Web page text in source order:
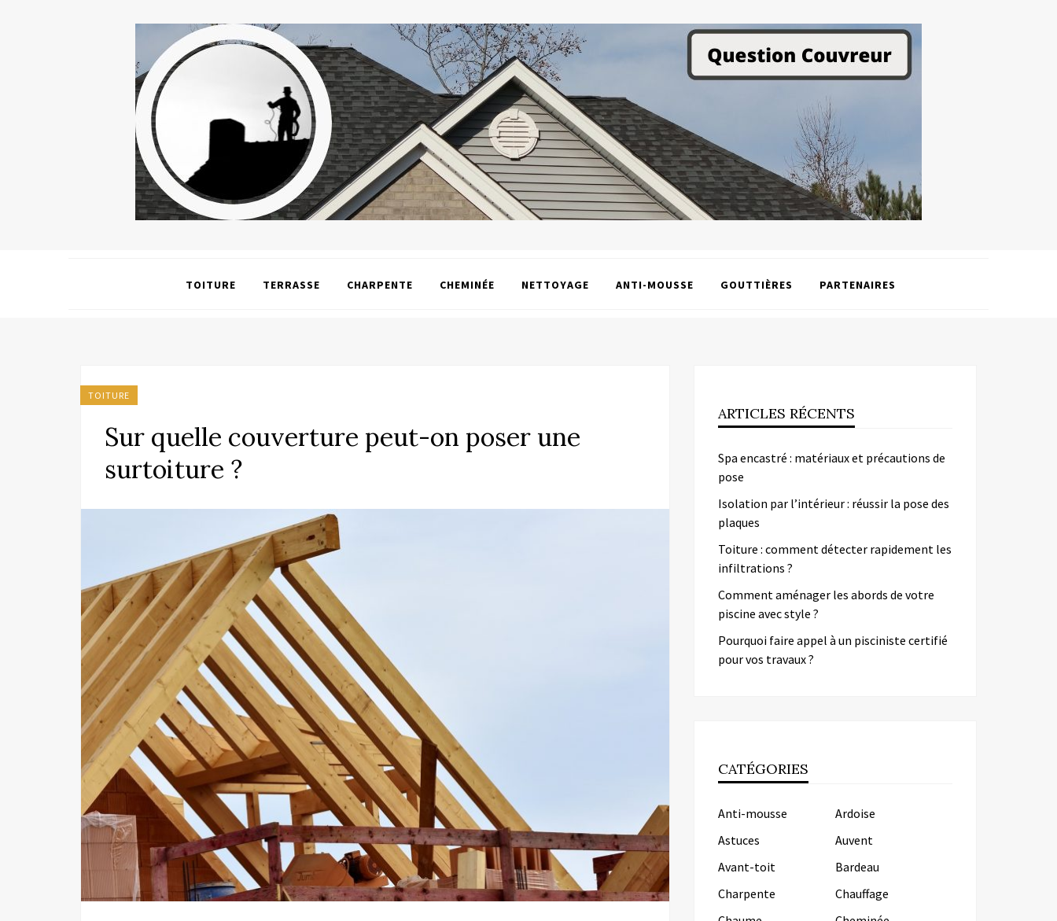
TOITURE TERRASSE CHARPENTE CHEMINÉE NETTOYAGE ANTI-MOUSSE GOUTTIÈRES PARTENAIRES
TOITURE
Sur quelle couverture peut-on poser une
surtoiture ?
ARTICLES RÉCENTS
Spa encastré : matériaux et précautions de
pose
Isolation par l’intérieur : réussir la pose des
plaques
Toiture : comment détecter rapidement les
infiltrations ?
Comment aménager les abords de votre
piscine avec style ?
Pourquoi faire appel à un pisciniste certifié
pour vos travaux ?
CATÉGORIES
Anti-mousse
Ardoise
Astuces
Auvent
Avant-toit
Bardeau
Charpente
Chauffage